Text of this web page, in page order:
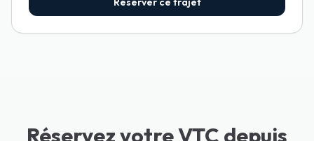
Réservez votre VTC depuis